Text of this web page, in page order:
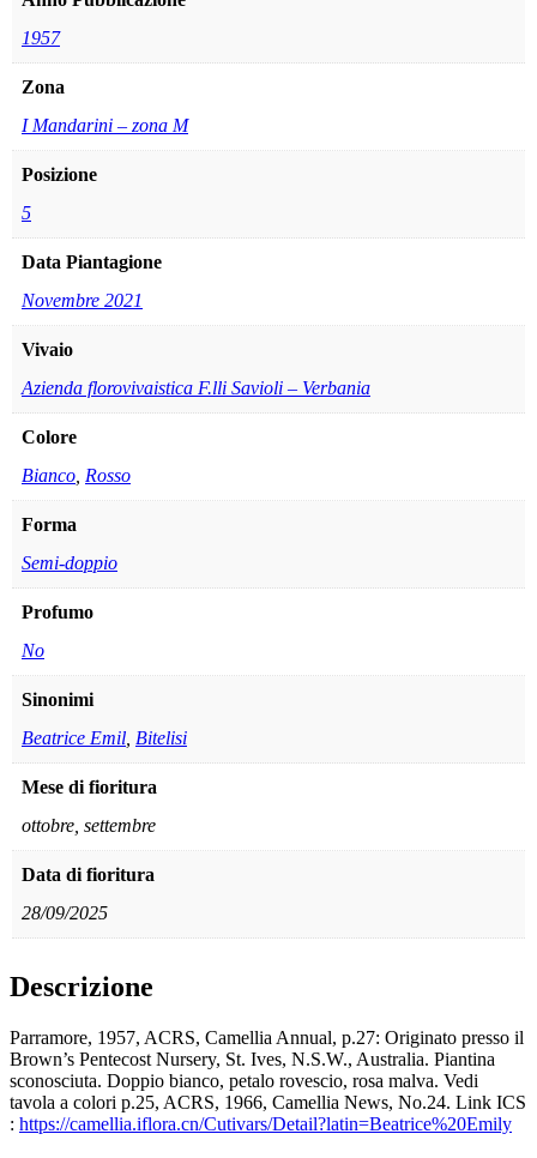
1957
Zona
I Mandarini – zona M
Posizione
5
Data Piantagione
Novembre 2021
Vivaio
Azienda florovivaistica F.lli Savioli – Verbania
Colore
Bianco Rosso
Forma
Semi-doppio
Profumo
No
Sinonimi
Beatrice Emil Bitelisi
Mese di fioritura
ottobre, settembre
Data di fioritura
28/09/2025
Descrizione
Parramore, 1957, ACRS, Camellia Annual, p.27: Originato presso il
Brown’s Pentecost Nursery, St. Ives, N.S.W., Australia. Piantina
sconosciuta. Doppio bianco, petalo rovescio, rosa malva. Vedi
tavola a colori p.25, ACRS, 1966, Camellia News, No.24. Link ICS
: https://camellia.iflora.cn/Cutivars/Detail?latin=Beatrice%20Emily